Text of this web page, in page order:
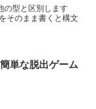
の型と区別します
そのまま書くと構文
単な脱出ゲーム